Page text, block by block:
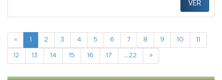
VER
« 1 2 3 4 5 6 7 8 9 10 11
12 13 14 15 16 17 ...22 »